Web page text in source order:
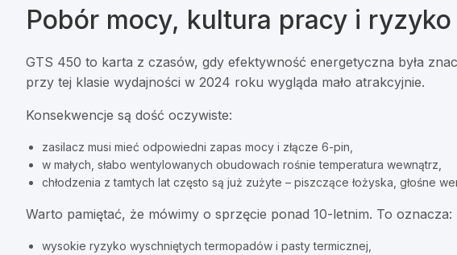
Pobór mocy, kultura pracy i
GTS 450 to karta z czasów, gdy efektywność energetyczna była
przy tej klasie wydajności w 2024 roku wygląda mało atrakcyjnie.
Konsekwencje są dość oczywiste:
zasilacz musi mieć odpowiedni zapas mocy i złącze 6-pin,
w małych, słabo wentylowanych obudowach rośnie temperatura wewnątrz,
chłodzenia z tamtych lat często są już zużyte – piszczące łożyska, głośne
Warto pamiętać, że mówimy o sprzęcie ponad 10-letnim. To oznacza:
wysokie ryzyko wyschniętych termopadów i pasty termicznej,